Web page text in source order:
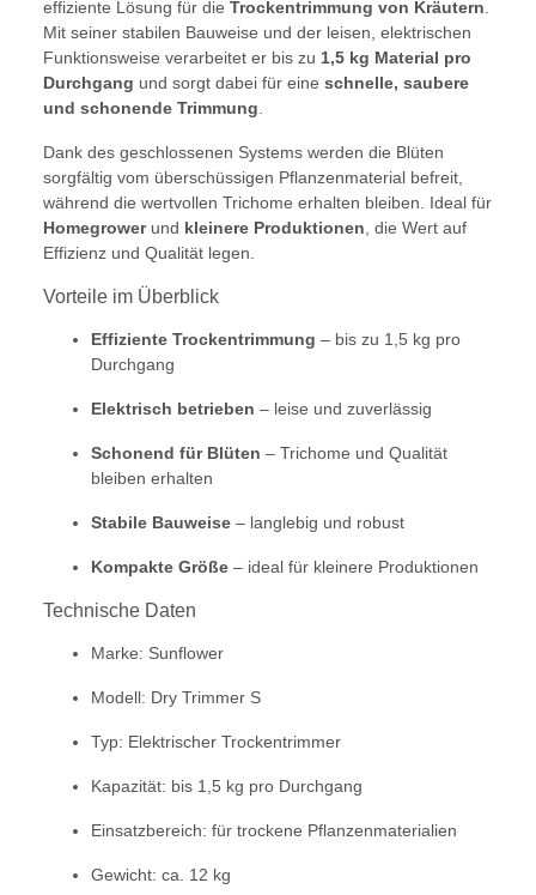
effiziente Lösung für die Trockentrimmung von Kräutern
Mit seiner stabilen Bauweise und der leisen, elektrischen
Funktionsweise verarbeitet er bis zu 1,5 kg Material pro
Durchgang und sorgt dabei für eine schnelle, saubere
und schonende Trimmung
Dank des geschlossenen Systems werden die Blüten
sorgfältig vom überschüssigen Pflanzenmaterial befreit,
während die wertvollen Trichome erhalten bleiben. Ideal für
Homegrowerund kleinere Produktionen , die Wert auf
Effizienz und Qualität legen.
Vorteile im Überblick
Effiziente Trockentrimmung – bis zu 1,5 kg pro
Durchgang
Elektrisch betrieben – leise und zuverlässig
Schonend für Blüten – Trichome und Qualität
bleiben erhalten
Stabile Bauweise – langlebig und robust
Kompakte Größe – ideal für kleinere Produktionen
Technische Daten
Marke: Sunflower
Modell: Dry Trimmer S
Typ: Elektrischer Trockentrimmer
Kapazität: bis 1,5 kg pro Durchgang
Einsatzbereich: für trockene Pflanzenmaterialien
Gewicht: ca. 12 kg